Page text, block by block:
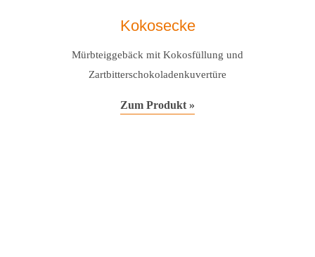
Kokosecke
Mürbteiggebäck mit Kokosfüllung und
Zartbitterschokoladenkuvertüre
Zum Produkt »